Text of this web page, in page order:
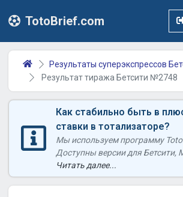
TotoBrief.com
Результаты суперэкспрессов
Результат тиража Бетсити №2748
Как стабильно быть в
ставки в тотализаторе?
Мы используем программу
Доступны версии для Бетсити,
Читать далее...